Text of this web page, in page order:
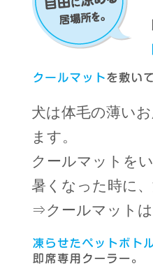
犬は体毛の薄い
ます。
クールマットを
暑くなった時に
⇒クールマット